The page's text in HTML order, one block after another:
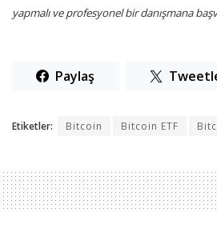
yapmalı ve profesyonel bir danışmana
Paylaş
Etiketler: Bitcoin Bitcoin ETF